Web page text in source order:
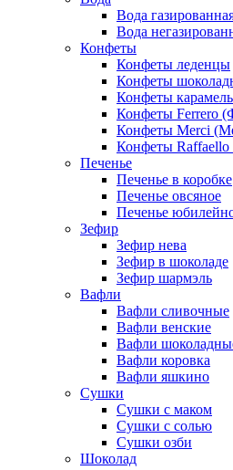
Вода
Вода
Конфеты
Конфеты леденцы
Конфеты
Конфеты карамель
Конфеты Ferrero
Конфеты Merci
Конфеты Raffaello
Печенье
Печенье в коробке
Печенье овсяное
Печенье
Зефир
Зефир нева
Зефир в шоколаде
Зефир шармэль
Вафли
Вафли сливочные
Вафли венские
Вафли
Вафли коровка
Вафли яшкино
Сушки
Сушки с маком
Сушки с солью
Сушки озби
Шоколад